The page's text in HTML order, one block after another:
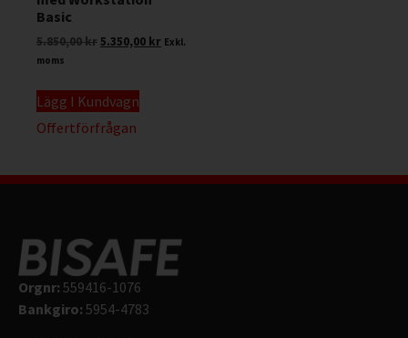
Basic
5.850,00kr5.350,00 kr Exkl.
moms
Lägg I Kundvagn
Offertförfrågan
Orgnr: 559416-1076
Bankgiro: 5954-4783